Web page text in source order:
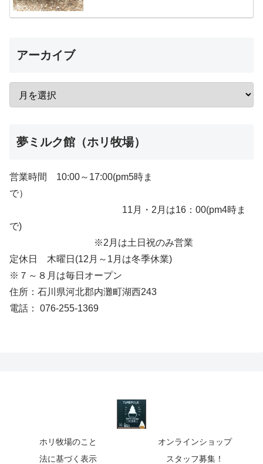
アーカイブ
夢ミルク館（ホリ牧場）
営業時間 10:00～17:00(pm5時ま
で）
11月・2月は16：00(pm4時ま
で)
※2月は土日祝のみ営業
定休日 木曜日(12月～1月は冬季休業)
※７～８月は毎日オープン
住所：石川県河北郡内灘町湖西243
電話： 076-255-1369
ホリ牧場のこと
オンラインショップ
法に基づく表示
スタッフ募集！